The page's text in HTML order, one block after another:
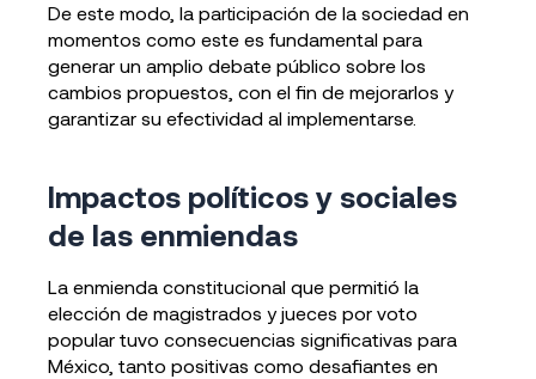
De este modo, la participación de la sociedad en
momentos como este es fundamental para
generar un amplio debate público sobre los
cambios propuestos, con el fin de mejorarlos y
garantizar su efectividad al implementarse.
Impactos políticos y sociales
de las enmiendas
La enmienda constitucional que permitió la
elección de magistrados y jueces por voto
popular tuvo consecuencias significativas para
México, tanto positivas como desafiantes en